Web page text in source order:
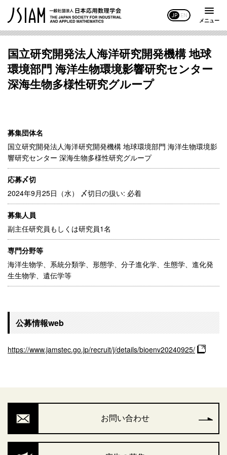
JP EN
メニュー
国立研究開発法人海洋研究開発機構 地球
環境部門 海洋生物環境影響研究センター
深海生物多様性研究グループ
募集団体名
国立研究開発法人海洋研究開発機構 地球環境部門 海洋生物環境影
響研究センター 深海生物多様性研究グループ
応募〆切
2024年9月25日（水） 〆切日の扱い: 必着
募集人員
副主任研究員もしくは研究員1名
専門分野等
海洋生物学、系統分類学、形態学、分子進化学、生態学、進化発
生生物学、遺伝学等
公募情報web
https://www.jamstec.go.jp/recruit/j/details/bioenv20240925/
お問い合わせ